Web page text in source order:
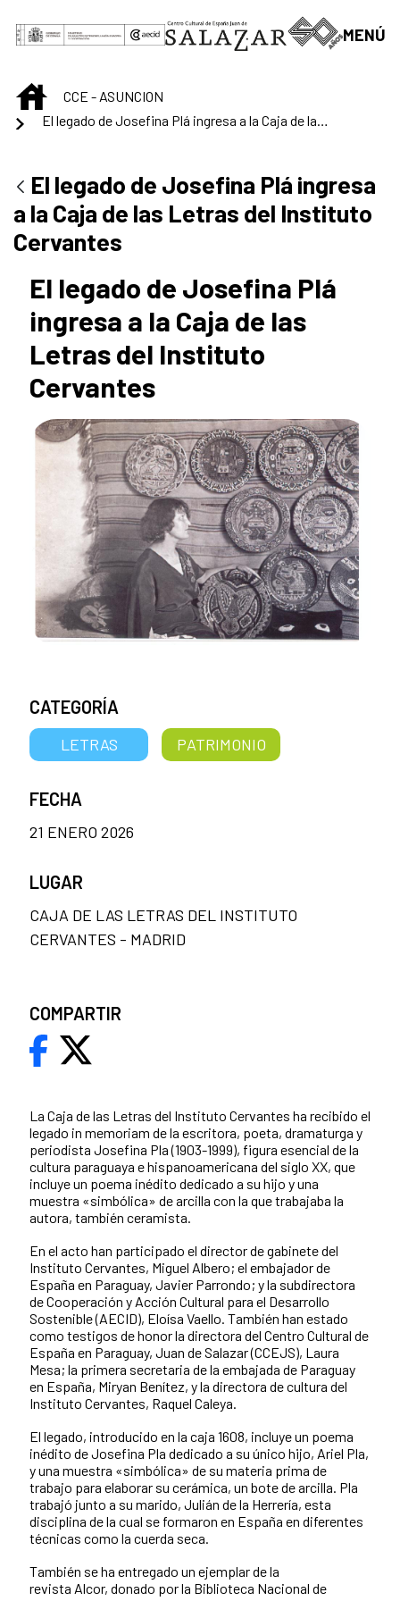
Saltar al contenido principal
MENÚ
INICIOCCE - ASUNCION
El legado de Josefina Plá ingresa
a la Caja de las Letras del Instituto
Cervantes
El legado de Josefina Plá
ingresa a la Caja de las
Letras del Instituto
Cervantes
La Caja de las Letras del Instituto Cervantes ha recibido el
legado in memoriam de la escritora, poeta, dramaturga y
periodista Josefina Pla (1903-1999), figura esencial de la
cultura paraguaya e hispanoamericana del siglo XX, que
incluye un poema inédito dedicado a su hijo y una
muestra «simbólica» de arcilla con la que trabajaba la
autora, también ceramista.
En el acto han participado el director de gabinete del
Instituto Cervantes, Miguel Albero; el embajador de
España en Paraguay, Javier Parrondo; y la subdirectora
de Cooperación y Acción Cultural para el Desarrollo
Sostenible (AECID), Eloísa Vaello. También han estado
como testigos de honor la directora del Centro Cultural de
España en Paraguay, Juan de Salazar (CCEJS), Laura
Mesa; la primera secretaria de la embajada de Paraguay
en España, Miryan Benítez, y la directora de cultura del
Instituto Cervantes, Raquel Caleya.
El legado, introducido en la caja 1608, incluye un poema
inédito de Josefina Pla dedicado a su único hijo, Ariel Pla,
y una muestra «simbólica» de su materia prima de
trabajo para elaborar su cerámica, un bote de arcilla. Pla
trabajó junto a su marido, Julián de la Herrería, esta
disciplina de la cual se formaron en España en diferentes
técnicas como la cuerda seca.
También se ha entregado un ejemplar de la
revista Alcor, donado por la Biblioteca Nacional de
CATEGORÍA
LETRAS PATRIMONIO
FECHA
21 ENERO 2026
LUGAR
CAJA DE LAS LETRAS DEL INSTITUTO
CERVANTES - MADRID
COMPARTIR